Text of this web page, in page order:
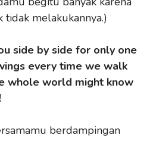
tidak melakukannya.)
side by side for only one
every time we walk
whole world might know
berdampingan